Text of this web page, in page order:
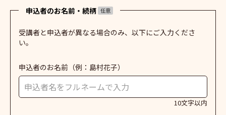
申込者のお名前・続柄 任意
受講者と申込者が異なる場合のみ、以下にご入力くださ
い。
申込者のお名前 （例：島村花子）
10文字以内